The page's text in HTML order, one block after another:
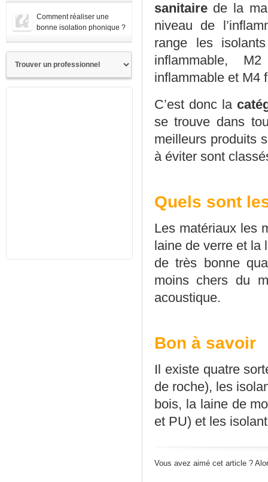
Comment réaliser une
bonne isolation phonique ?
sanitairede la
niveau de
range les
inflammable,
inflammable et M4
C’est donc la
se trouve dans
meilleurs produits
à éviter sont
Quels sont
Les matériaux les
laine de verre et la
de très bonne
moins chers du
acoustique.
Bon à savoir
Il existe quatre
de roche), les
bois, la laine de
et PU) et les
Vous avez aimé cet article ?